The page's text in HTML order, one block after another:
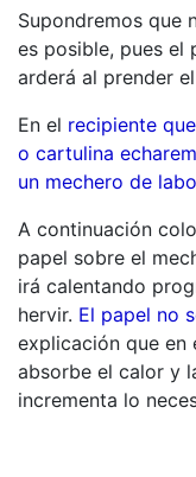
Supondremos que
es posible, pues el
arderá al prender
En el recipiente
o cartulina
un mechero de
A continuación
papel sobre el
irá calentando
hervir. El papel no
explicación que en
absorbe el calor y
incrementa lo